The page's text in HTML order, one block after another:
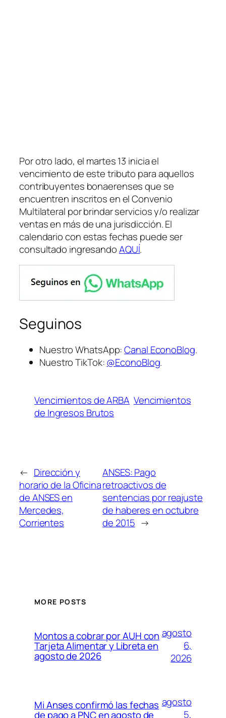
Por otro lado, el martes 13 inicia el
vencimiento de este tributo para aquellos
contribuyentes bonaerenses que se
encuentren inscritos en el Convenio
Multilateral por brindar servicios y/o realizar
ventas en más de una jurisdicción. El
calendario con estas fechas puede ser
consultado ingresandoAQUÍ.
Seguinos
Nuestro WhatsApp:Canal EconoBlog.
Nuestro TikTok:@EconoBlog.
Vencimientos de ARBA Vencimientos
de Ingresos Brutos
← Dirección y
horario de la Oficina
de ANSES en
Mercedes,
Corrientes
ANSES: Pago
retroactivos de
sentencias por reajuste
de haberes en octubre
de 2015 →
MORE POSTS
Montos a cobrar por AUH con
Tarjeta Alimentar y Libreta en
agosto de 2026
agosto
6,
2026
Mi Anses confirmó las fechas
de pago a PNC en agosto de
agosto
5,